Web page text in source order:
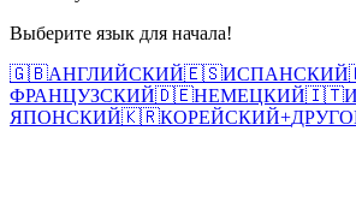
Выберите язык для начала!
🇬🇧АНГЛИЙСКИЙ🇪🇸ИСПАНСКИЙ
ФРАНЦУЗСКИЙ🇩🇪НЕМЕЦКИЙ🇮🇹
ЯПОНСКИЙ🇰🇷КОРЕЙСКИЙ+